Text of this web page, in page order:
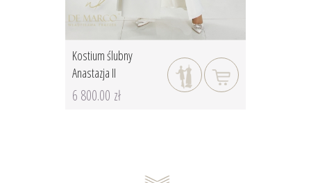
Kostium ślubny
Anastazja II
6 800.00 zł